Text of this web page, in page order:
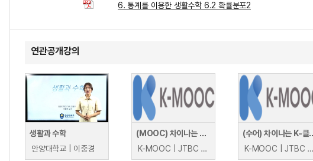
6. 통계를 이용한 생활수학 6.2 확률분포2
연관공개강의
생활과 수학
안양대학교 | 이중경
(MOOC) 차이나는 K-클라스 : 세상 어디에도 없는 종합예술, 판소리(이자람)
K-MOOC | JTBC 이자람
(수어) 차이나는 K-클라스 :
K-MOOC | JTBC 이자람